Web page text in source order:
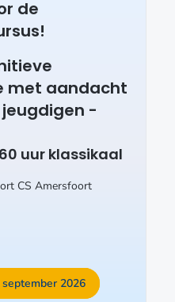
de
met aandacht
-
uur klassikaal
CS Amersfoort
2026